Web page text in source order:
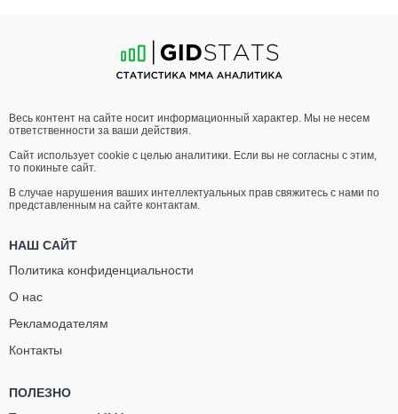
КОРКМАЖ
16-12- 0
19:00 МСК
ЛЕГКИЙ ВЕС 70.3 КГ
ЛЕМОС
Весь контент на сайте носит информационный характер. Мы не несем
ответственности за ваши действия.
Сайт использует cookie с целью аналитики. Если вы не согласны с этим,
то покиньте сайт.
В случае нарушения ваших интеллектуальных прав свяжитесь с нами по
представленным на сайте контактам.
НАШ САЙТ
Политика конфиденциальности
О нас
Рекламодателям
Контакты
ПОЛЕЗНО